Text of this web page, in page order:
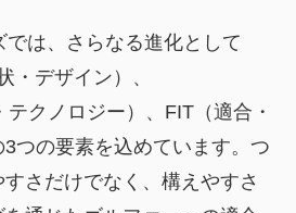
は、さらなる進化として
・デザイン）、
クノロジー）、FIT（適合・
つの要素を込めています。つ
さだけでなく、構えやすさ